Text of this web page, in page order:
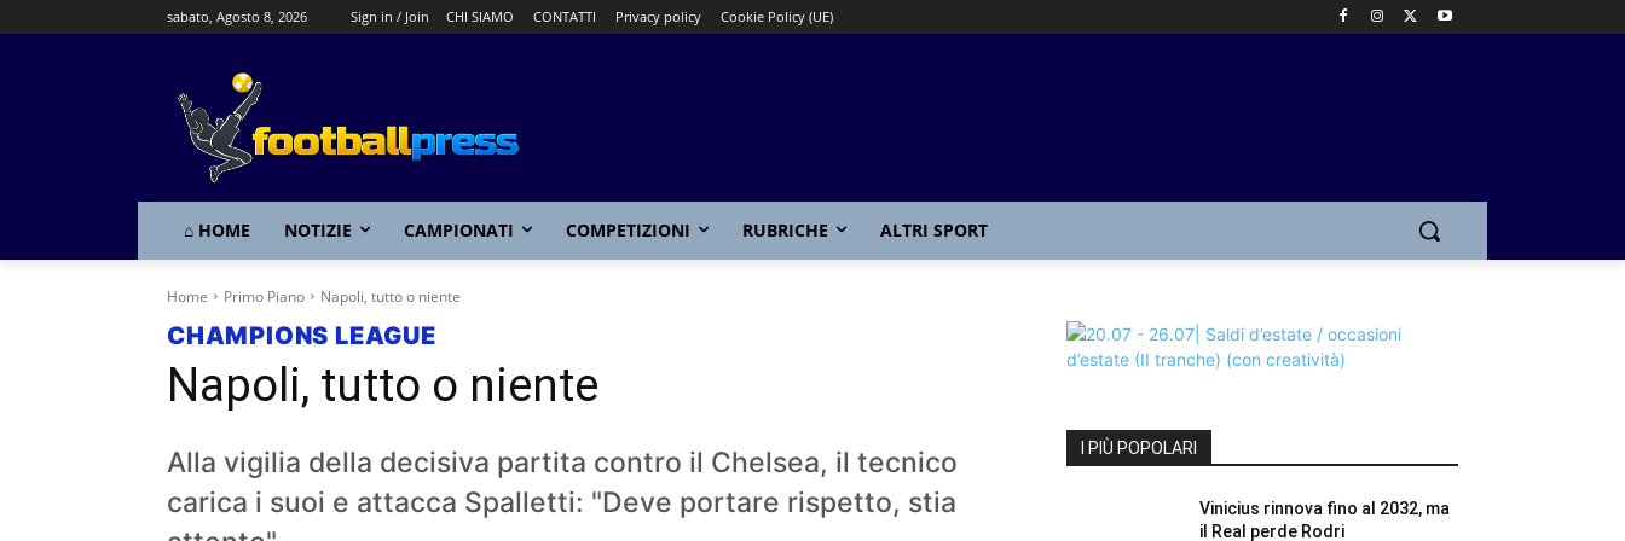
sabato, Agosto 8, 2026 Sign in / Join CHI SIAMO CONTATTI Privacy policy Cookie Policy (UE)
⌂ HOME NOTIZIE CAMPIONATI COMPETIZIONI RUBRICHE ALTRI SPORT
Home Primo Piano Napoli, tutto o niente
CHAMPIONS LEAGUE
Napoli, tutto o niente
Alla vigilia della decisiva partita contro il Chelsea, il tecnico
carica i suoi e attacca Spalletti: "Deve portare rispetto, stia
I PIÙ POPOLARI
Vinicius rinnova fino al 2032, ma
il Real perde Rodri